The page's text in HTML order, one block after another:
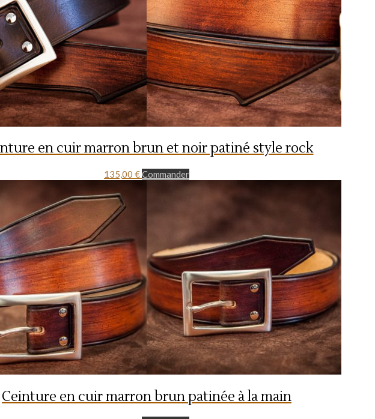
en cuir marron brun et noir patiné style rock
135,00 €Commander
Ceinture en cuir marron brun patinée à la main